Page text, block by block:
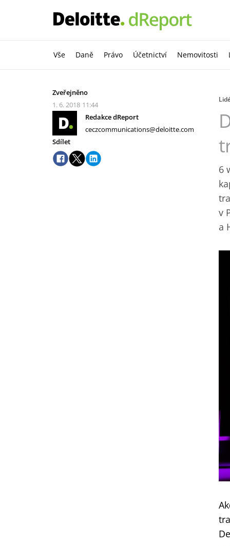
Vše Daně Právo Účetnictví Nemovitosti
Zveřejněno
1. 6. 2018 11:44
Redakce dReport
ceczcommunications@deloitte.com
Sdílet
6
v
a